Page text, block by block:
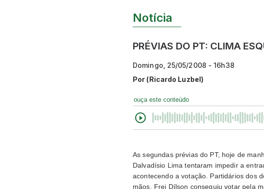
Notícia
PRÉVIAS DO PT: CLIMA
Domingo, 25/05/2008 - 16h38
Por (Ricardo Luzbel)
ouça este conteúdo
As segundas prévias do PT, hoje de
Dalvadísio Lima tentaram impedir a
acontecendo a votação. Partidários dos
mãos. Frei Dílson conseguiu votar pela